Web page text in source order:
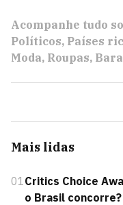
Acompanhe tudo
Políticos Países
Moda Roupas
Mais lidas
01Critics Choice
o Brasil concorre?